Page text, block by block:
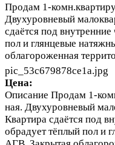
Продам 1-
Двухуровневый
сдаётся под
пол и глянцевые
облагороженная
pic_53c679878ce1a.jpg
Цена:
Описание Продам 1-
ная. Двухуровневый
Квартира сдаётся под
обрадует тёплый пол и